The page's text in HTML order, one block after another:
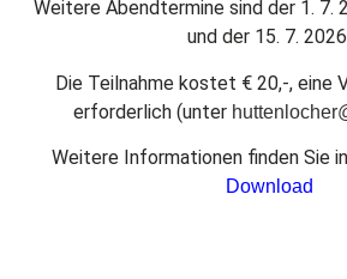
Weitere Abendtermine sind der 1. 7.
und der 15. 7.
Die Teilnahme kostet € 20,-, eine
erforderlich (unter
Weitere Informationen finden Sie
Download